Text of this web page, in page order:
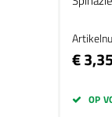
€
OP